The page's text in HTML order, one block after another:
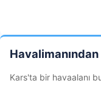
Havalimanından
Kars'ta bir havaalanı